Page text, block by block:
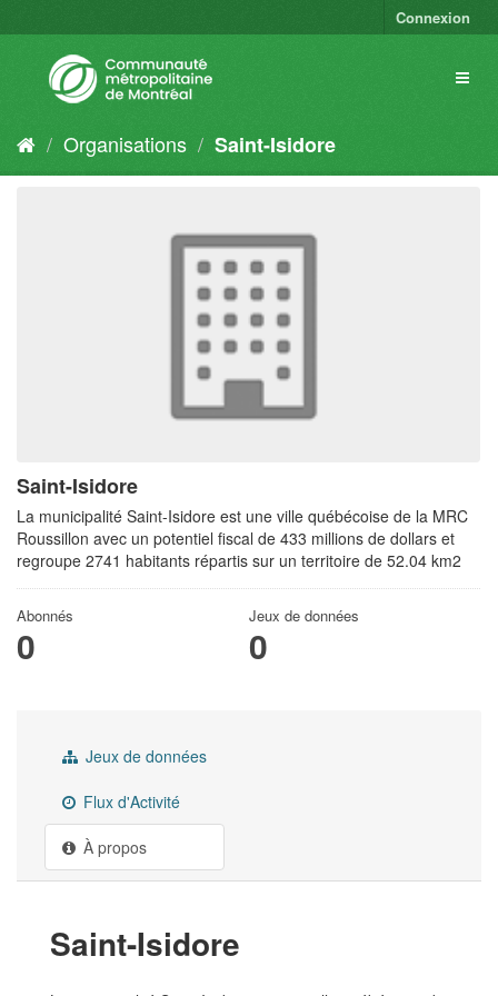
Connexion
Organisations Saint-Isidore
Saint-Isidore
La municipalité Saint-Isidore est une ville québécoise de la MRC
Roussillon avec un potentiel fiscal de 433 millions de dollars et
regroupe 2741 habitants répartis sur un territoire de 52.04 km2
Abonnés
0
Jeux de données
0
Jeux de données
Flux d'Activité
À propos
Saint-Isidore